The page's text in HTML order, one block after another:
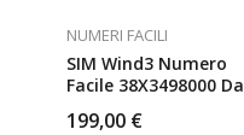
NUMERI FACILI
SIM Wind3 Numero
Facile 38X3498000 Da
199,00 €